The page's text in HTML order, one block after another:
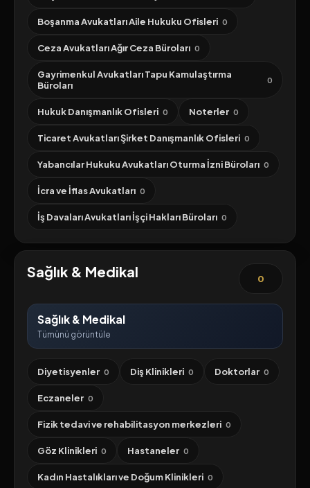
Boşanma Avukatları Aile Hukuku Ofisleri 0
Ceza Avukatları Ağır Ceza Büroları 0
Gayrimenkul Avukatları Tapu Kamulaştırma
Büroları
0
Hukuk Danışmanlık Ofisleri 0 Noterler 0
Ticaret Avukatları Şirket Danışmanlık Ofisleri 0
Yabancılar Hukuku Avukatları Oturma İzni Büroları 0
İcra ve İflas Avukatları 0
İş Davaları Avukatları İşçi Hakları Büroları 0
Sağlık & Medikal 0
Sağlık & Medikal
Tümünü görüntüle
Diyetisyenler 0 Diş Klinikleri 0 Doktorlar 0
Eczaneler 0
Fizik tedavi ve rehabilitasyon merkezleri 0
Göz Klinikleri 0 Hastaneler 0
Kadın Hastalıkları ve Doğum Klinikleri 0